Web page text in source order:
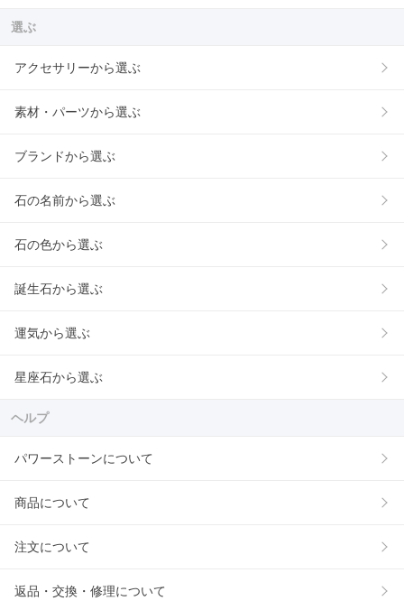
選ぶ
アクセサリーから選ぶ
素材・パーツから選ぶ
ブランドから選ぶ
石の名前から選ぶ
石の色から選ぶ
誕生石から選ぶ
運気から選ぶ
星座石から選ぶ
ヘルプ
パワーストーンについて
商品について
注文について
返品・交換・修理について